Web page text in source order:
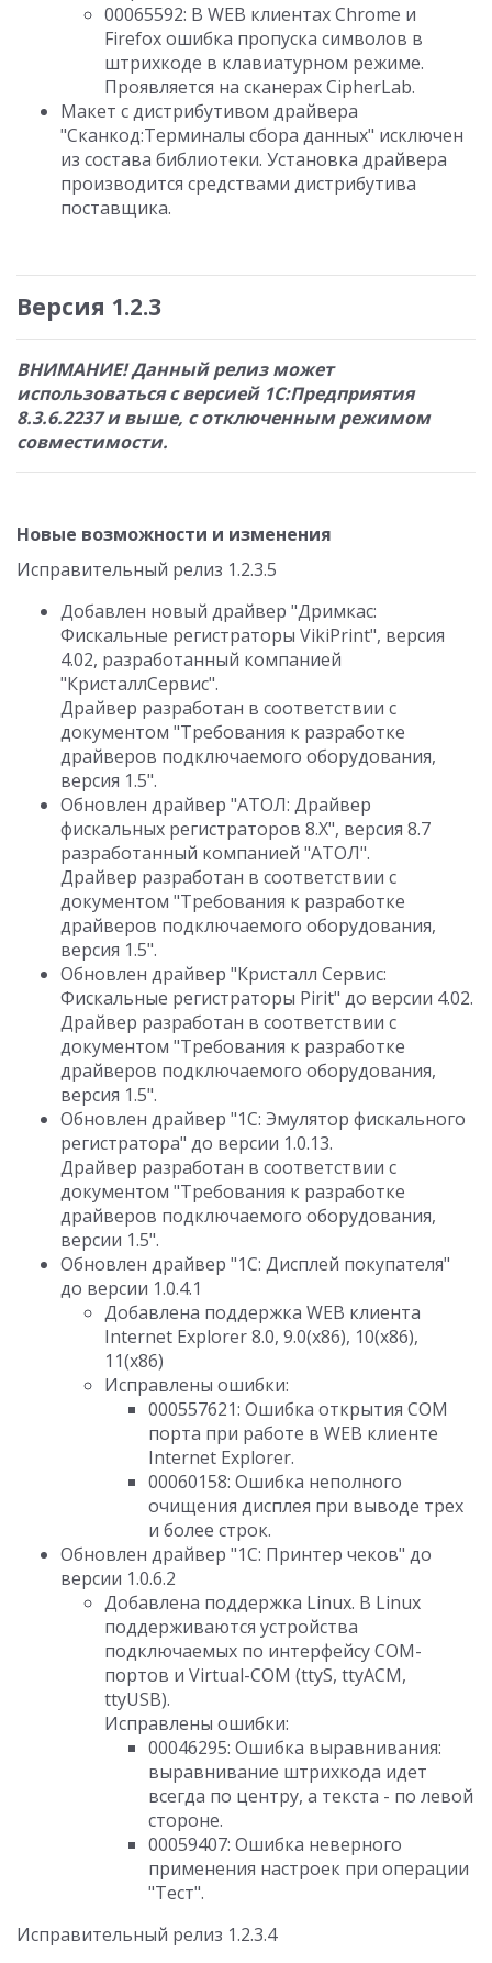
00065592: В WEB клиентах Chrome и
Firefox ошибка пропуска символов в
штрихкоде в клавиатурном режиме.
Проявляется на сканерах CipherLab.
Макет с дистрибутивом драйвера
"Сканкод:Терминалы сбора данных" исключен
из состава библиотеки. Установка драйвера
производится средствами дистрибутива
поставщика.
Версия 1.2.3
ВНИМАНИЕ! Данный релиз может
использоваться с версией 1С:Предприятия
8.3.6.2237 и выше, с отключенным режимом
совместимости.
Новые возможности и изменения
Исправительный релиз 1.2.3.5
Добавлен новый драйвер "Дримкас:
Фискальные регистраторы VikiPrint", версия
4.02, разработанный компанией
"КристаллСервис".
Драйвер разработан в соответствии с
документом "Требования к разработке
драйверов подключаемого оборудования,
версия 1.5".
Обновлен драйвер "АТОЛ: Драйвер
фискальных регистраторов 8.X", версия 8.7
разработанный компанией "АТОЛ".
Драйвер разработан в соответствии с
документом "Требования к разработке
драйверов подключаемого оборудования,
версия 1.5".
Обновлен драйвер "Кристалл Сервис:
Фискальные регистраторы Pirit" до версии 4.02.
Драйвер разработан в соответствии с
документом "Требования к разработке
драйверов подключаемого оборудования,
версия 1.5".
Обновлен драйвер "1C: Эмулятор фискального
регистратора" до версии 1.0.13.
Драйвер разработан в соответствии с
документом "Требования к разработке
драйверов подключаемого оборудования,
версии 1.5".
Обновлен драйвер "1С: Дисплей покупателя"
до версии 1.0.4.1
Добавлена поддержка WEB клиента
Internet Explorer 8.0, 9.0(x86), 10(x86),
11(x86)
Исправлены ошибки:
000557621: Ошибка открытия COM
порта при работе в WEB клиенте
Internet Explorer.
00060158: Ошибка неполного
очищения дисплея при выводе трех
и более строк.
Обновлен драйвер "1С: Принтер чеков" до
версии 1.0.6.2
Добавлена поддержка Linux. В Linux
поддерживаются устройства
подключаемых по интерфейсу COM-
портов и Virtual-COM (ttyS, ttyACM,
ttyUSB).
Исправлены ошибки:
00046295: Ошибка выравнивания:
выравнивание штрихкода идет
всегда по центру, а текста - по левой
стороне.
00059407: Ошибка неверного
применения настроек при операции
"Тест".
Исправительный релиз 1.2.3.4